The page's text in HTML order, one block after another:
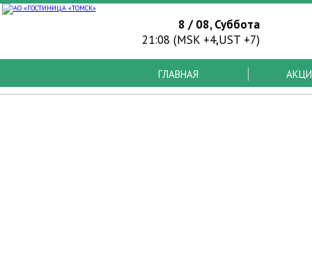
ГЛАВНАЯ
8 / 08, Суббота
21:08 (MSK +4,UST +7)